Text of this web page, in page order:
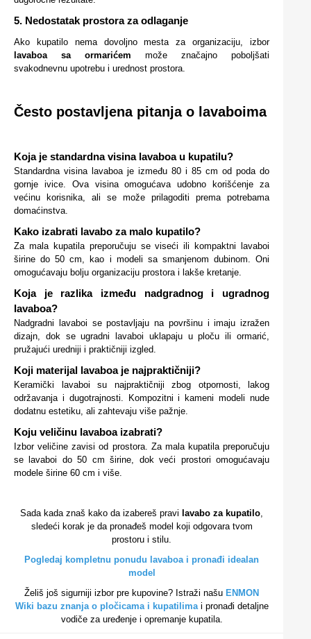
5. Nedostatak prostora za odlaganje
Ako kupatilo nema dovoljno mesta za organizaciju, izbor
lavaboa sa ormarićem može značajno poboljšati
svakodnevnu upotrebu i urednost prostora.
Često postavljena pitanja o lavaboima
Koja je standardna visina lavaboa u kupatilu?
Standardna visina lavaboa je između 80 i 85 cm od poda do
gornje ivice. Ova visina omogućava udobno korišćenje za
većinu korisnika, ali se može prilagoditi prema potrebama
domaćinstva.
Kako izabrati lavabo za malo kupatilo?
Za mala kupatila preporučuju se viseći ili kompaktni lavaboi
širine do 50 cm, kao i modeli sa smanjenom dubinom. Oni
omogućavaju bolju organizaciju prostora i lakše kretanje.
Koja je razlika između nadgradnog i ugradnog
lavaboa?
Nadgradni lavaboi se postavljaju na površinu i imaju izražen
dizajn, dok se ugradni lavaboi uklapaju u ploču ili ormarić,
pružajući uredniji i praktičniji izgled.
Koji materijal lavaboa je najpraktičniji?
Keramički lavaboi su najpraktičniji zbog otpornosti, lakog
održavanja i dugotrajnosti. Kompozitni i kameni modeli nude
dodatnu estetiku, ali zahtevaju više pažnje.
Koju veličinu lavaboa izabrati?
Izbor veličine zavisi od prostora. Za mala kupatila preporučuju
se lavaboi do 50 cm širine, dok veći prostori omogućavaju
modele širine 60 cm i više.
Sada kada znaš kako da izabereš pravi lavabo za kupatilo
sledeći korak je da pronađeš model koji odgovara tvom
prostoru i stilu.
Pogledaj kompletnu ponudu lavaboa i pronađi idealan
model
Želiš još sigurniji izbor pre kupovine? Istraži našu ENMON
Wiki bazu znanja o pločicama i kupatilima i pronađi detaljne
vodiče za uređenje i opremanje kupatila.